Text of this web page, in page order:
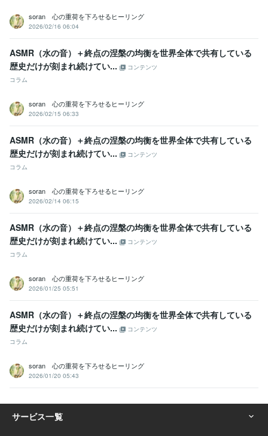
ライティング・翻訳 シナリオ、作詞、スピーチ文、ブログなど
作詞 スピーチ シナリオ
作詞 作曲 音楽 DTM ピアノ 楽器 直感 霊感
セラピー
洞察力
soran 心の重荷を下ろせるヒーリング
2026/02/16 06:04
ASMR（水の音）＋終点の涅槃の均衡を世界全体で共有している​​
歴史だけが刻まれ続けてい...
コンテンツ
コラム
soran 心の重荷を下ろせるヒーリング
2026/02/15 06:33
ASMR（水の音）＋終点の涅槃の均衡を世界全体で共有している​​
歴史だけが刻まれ続けてい...
コンテンツ
コラム
soran 心の重荷を下ろせるヒーリング
2026/02/14 06:15
ASMR（水の音）＋終点の涅槃の均衡を世界全体で共有している​​
歴史だけが刻まれ続けてい...
コンテンツ
コラム
soran 心の重荷を下ろせるヒーリング
2026/01/25 05:51
ASMR（水の音）＋終点の涅槃の均衡を世界全体で共有している​​
歴史だけが刻まれ続けてい...
コンテンツ
コラム
soran 心の重荷を下ろせるヒーリング
2026/01/20 05:43